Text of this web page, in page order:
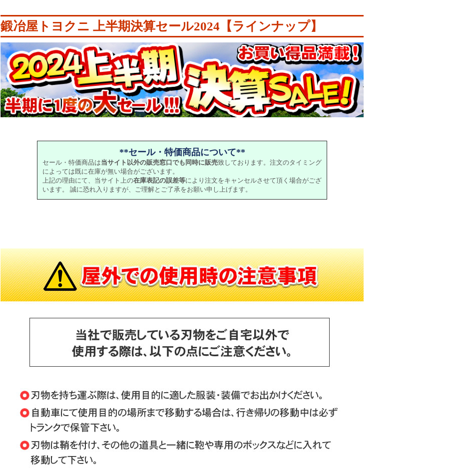
鍛冶屋トヨクニ 上半期決算セール2024【ラインナップ】
**セール・特価商品について**
セール・特価商品は当サイト以外の販売窓口でも同時に販売致しております。注文のタイミング
によっては既に在庫が無い場合がございます。
上記の理由にて、当サイト上の在庫表記の誤差等により注文をキャンセルさせて頂く場合がござ
います。 誠に恐れ入りますが、ご理解とご了承をお願い申し上げます。